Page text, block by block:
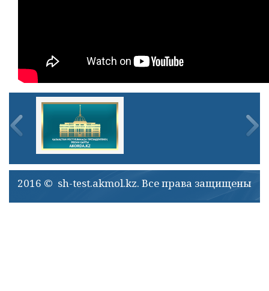
2016 © sh-test.akmol.kz. Все права защищены